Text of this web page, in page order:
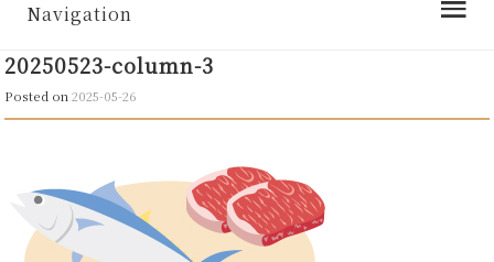
Navigation
20250523-column-3
Posted on2025-05-26